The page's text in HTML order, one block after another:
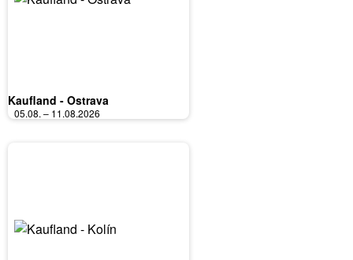
Kaufland - Ostrava
05.08. – 11.08.2026